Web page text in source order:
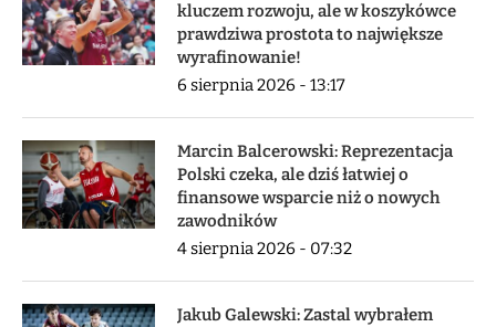
kluczem rozwoju, ale w koszykówce
prawdziwa prostota to największe
wyrafinowanie!
6 sierpnia 2026 - 13:17
Marcin Balcerowski: Reprezentacja
Polski czeka, ale dziś łatwiej o
finansowe wsparcie niż o nowych
zawodników
4 sierpnia 2026 - 07:32
Jakub Galewski: Zastal wybrałem